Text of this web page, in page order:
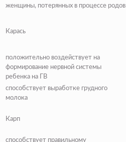
женщины, потерянных в процессе родов
Карась
положительно воздействует на
формирование нервной системы
ребенка на ГВ
способствует выработке грудного
молока
Карп
способствует правильному